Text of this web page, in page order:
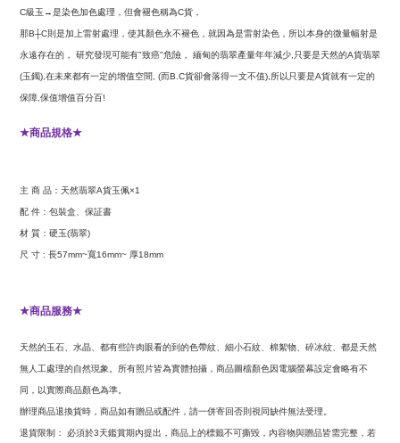
C級玉 →是染色加色處理，但會褪色稱為C貨，
那B┼C則是加上雷射處理，使其顏色永不褪色，就因為是雷射染色，所以本身的微量幅射是
永遠存在的， 研究發現可能有"致癌"危險， 緬甸的翡翠產量年年減少 只要是天然的A貨翡翠
(玉鐲), 在未來都有一定的增值空間 , (而B.C貨卻會落得一文不值), 所以只要是A貨就有一定的
保障 保值增值百分百!
★商品規格★
主 商 品：天然翡翠A貨玉佩×1
配 件：包裝盒、保証書
材 質：硬玉(翡翠)
尺 寸 : 長57mm~寬16mm~ 厚18mm
★商品服務★
天然的玉石、水晶、都有些許肉眼看的到的色帶紋、細小石紋、棉絮物、碎冰紋、都是天然
無人工處理的自然現象。所有照片皆為實體拍攝，商品圖檔顏色因電腦螢幕設定會略有不
同，以實際商品顏色為準。
辦理商品退換貨時，商品如有贈品或配件，請一併寄回否則視同缺件無法受理。
退貨限制： 必須於3天鑑賞期內提出，商品上的標籤不可撕毀，內容物與贈品皆需完整，若